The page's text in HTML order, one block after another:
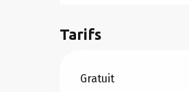
Tarifs
Gratuit